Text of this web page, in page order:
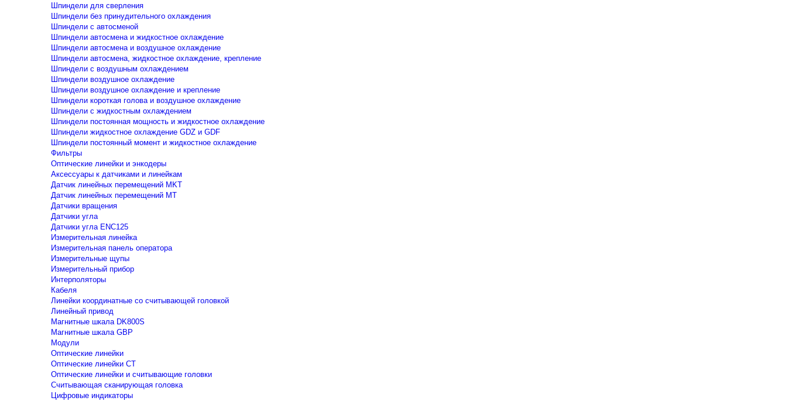
Шпиндели для сверления
Шпиндели без принудительного охлаждения
Шпиндели с автосменой
Шпиндели автосмена и жидкостное охлаждение
Шпиндели автосмена и воздушное охлаждение
Шпиндели автосмена, жидкостное охлаждение, крепление
Шпиндели с воздушным охлаждением
Шпиндели воздушное охлаждение
Шпиндели воздушное охлаждение и крепление
Шпиндели короткая голова и воздушное охлаждение
Шпиндели с жидкостным охлаждением
Шпиндели постоянная мощность и жидкостное охлаждение
Шпиндели жидкостное охлаждение GDZ и GDF
Шпиндели постоянный момент и жидкостное охлаждение
Фильтры
Оптические линейки и энкодеры
Аксессуары к датчиками и линейкам
Датчик линейных перемещений MKT
Датчик линейных перемещений MT
Датчики вращения
Датчики угла
Датчики угла ENC125
Измерительная линейка
Измерительная панель оператора
Измерительные щупы
Измерительный прибор
Интерполяторы
Кабеля
Линейки координатные со считывающей головкой
Линейный привод
Магнитные шкала DK800S
Магнитные шкала GBP
Модули
Оптические линейки
Оптические линейки CT
Оптические линейки и считывающие головки
Считывающая сканирующая головка
Цифровые индикаторы